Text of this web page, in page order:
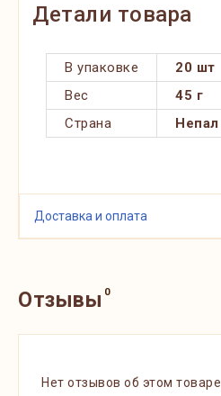
Детали товара
В упаковке
20 шт
Вес
45 г
Страна
Непал
Доставка и оплата
Отзывы 0
Нет отзывов об этом товаре.